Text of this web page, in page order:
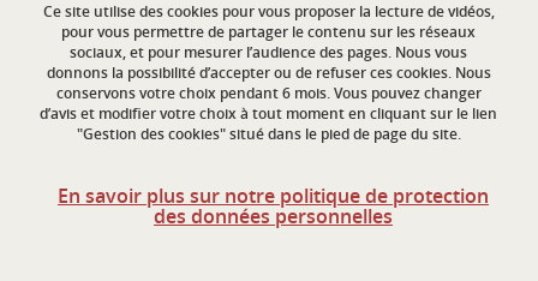
Mentions légales
Données personnelles
Gestion des cookies
Ce site utilise des cookies pour vous proposer la lecture de vidéos,
pour vous permettre de partager le contenu sur les réseaux
sociaux, et pour mesurer l’audience des pages. Nous vous
donnons la possibilité d’accepter ou de refuser ces cookies. Nous
conservons votre choix pendant 6 mois. Vous pouvez changer
d’avis et modifier votre choix à tout moment en cliquant sur le lien
"Gestion des cookies" situé dans le pied de page du site.
En savoir plus sur notre politique de protection
des données personnelles